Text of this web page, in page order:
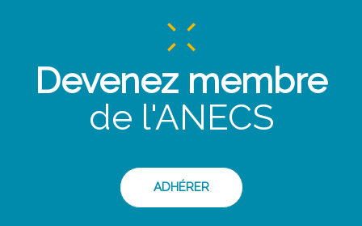
Devenez membre
de l'ANECS
ADHÉRER